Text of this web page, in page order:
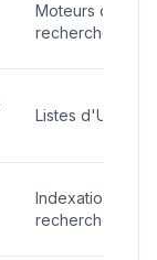
Moteurs de
recherche
Listes d'URL
Indexation de
recherche